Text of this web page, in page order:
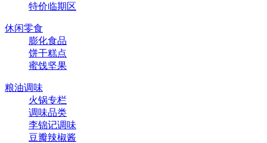
特价临期区
休闲零食
膨化食品
饼干糕点
蜜饯坚果
粮油调味
火锅专栏
调味品类
李锦记调味
豆瓣辣椒酱